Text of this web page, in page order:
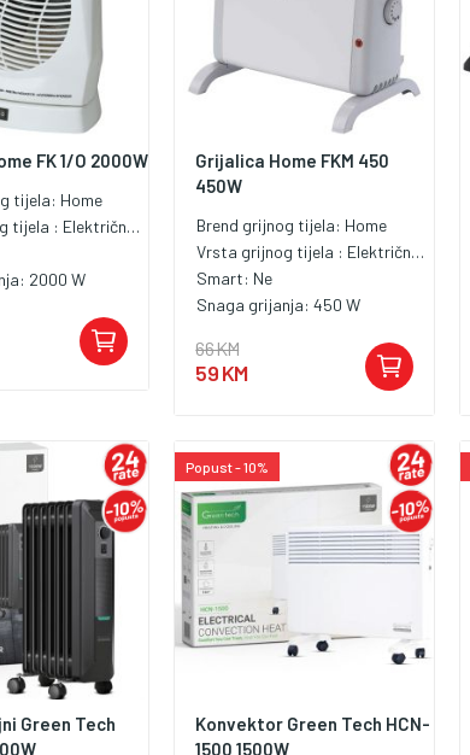
FK 1/O 2000W
tijela: Home
tijela : Električna grijalica
2000 W
Grijalica Home FKM 450
450W
Brend grijnog tijela: Home
Vrsta grijnog tijela : Električna grijalica
Smart: Ne
Snaga grijanja:450 W
66 KM
59 KM
Green Tech
Popust - 10%
Konvektor Green Tech HCN-
1500 1500W